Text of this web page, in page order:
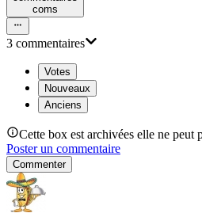
coms
3 commentaires
Votes
Nouveaux
Anciens
Cette box est archivées elle ne peut
Poster un commentaire
Commenter